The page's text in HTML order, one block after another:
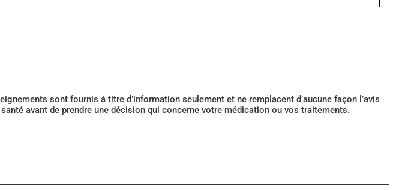
sont fournis à titre d’information seulement et ne remplacent d’aucune façon l’avis
avant de prendre une décision qui concerne votre médication ou vos traitements.